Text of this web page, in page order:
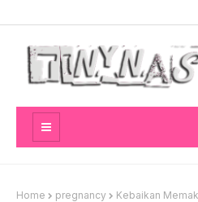
Home pregnancy Kebaikan